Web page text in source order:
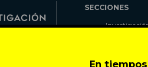
En
SECCIONES
Cartas